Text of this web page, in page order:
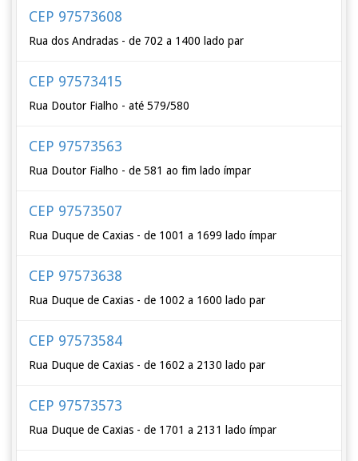
CEP 97573608
Rua dos Andradas - de 702 a 1400 lado par
CEP 97573415
Rua Doutor Fialho - até 579/580
CEP 97573563
Rua Doutor Fialho - de 581 ao fim lado ímpar
CEP 97573507
Rua Duque de Caxias - de 1001 a 1699 lado ímpar
CEP 97573638
Rua Duque de Caxias - de 1002 a 1600 lado par
CEP 97573584
Rua Duque de Caxias - de 1602 a 2130 lado par
CEP 97573573
Rua Duque de Caxias - de 1701 a 2131 lado ímpar